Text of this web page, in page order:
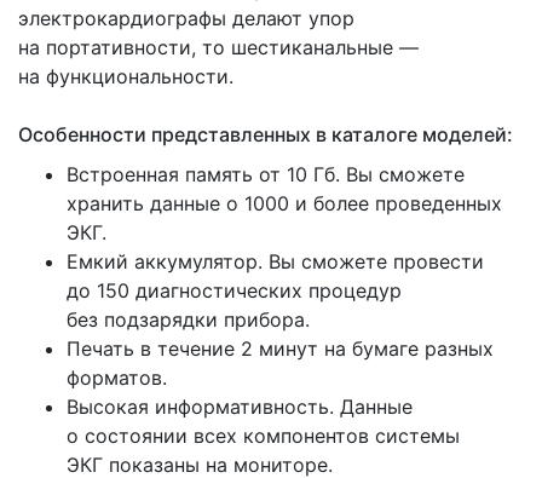
электрокардиографы делают упор
на портативности, то шестиканальные —
на функциональности.
Особенности представленных в каталоге моделей:
Встроенная память от 10 Гб. Вы сможете
хранить данные о 1000 и более проведенных
ЭКГ.
Емкий аккумулятор. Вы сможете провести
до 150 диагностических процедур
без подзарядки прибора.
Печать в течение 2 минут на бумаге разных
форматов.
Высокая информативность. Данные
о состоянии всех компонентов системы
ЭКГ показаны на мониторе.